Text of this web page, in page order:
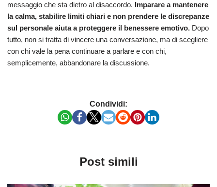
messaggio che sta dietro al disaccordo. Imparare a mantenere
la calma, stabilire limiti chiari e non prendere le discrepanze
sul personale aiuta a proteggere il benessere emotivo. Dopo
tutto, non si tratta di vincere una conversazione, ma di scegliere
con chi vale la pena continuare a parlare e con chi,
semplicemente, abbandonare la discussione.
Condividi:
Post simili